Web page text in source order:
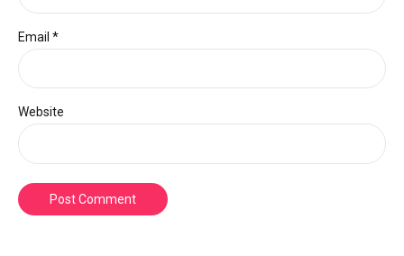
Email *
Website
Post Comment